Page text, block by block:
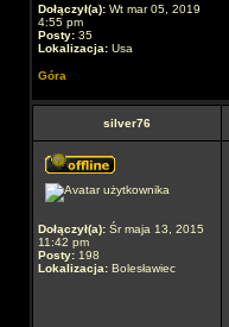
Dołączył(a): Wt mar 05, 2019
4:55 pm
Posty: 35
Lokalizacja: Usa
Góra
silver76
Dołączył(a): Śr maja 13, 2015
11:42 pm
Posty: 198
Lokalizacja: Bolesławiec